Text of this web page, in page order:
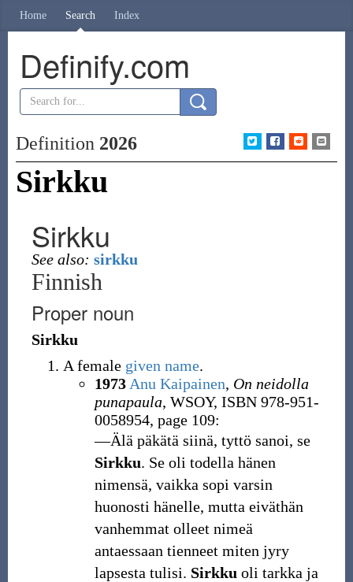
Home Search Index
Definify.com
Definition 2026
Sirkku
Sirkku
See also: sirkku
Finnish
Proper noun
Sirkku
A female given name.
1973 Anu Kaipainen, On neidolla
punapaula, WSOY, ISBN 978-951-
0058954, page 109:
―Älä päkätä siinä, tyttö sanoi, se
Sirkku. Se oli todella hänen
nimensä, vaikka sopi varsin
huonosti hänelle, mutta eiväthän
vanhemmat olleet nimeä
antaessaan tienneet miten jyry
lapsesta tulisi. Sirkku oli tarkka ja